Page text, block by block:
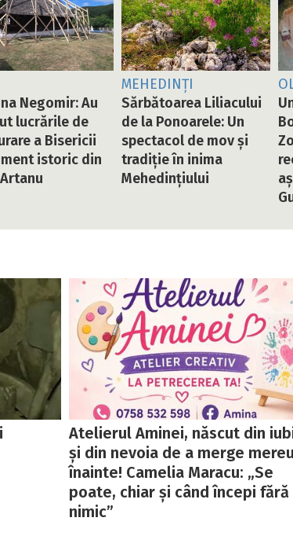
Negomir: Au
lucrările de
a Bisericii
istoric din
MEHEDINȚI
Sărbătoarea Liliacului
de la Ponoarele: Un
spectacol de mov și
tradiție în inima
Mehedințiului
Atelierul Aminei, născut din
și din nevoia de a merge mereu
înainte! Camelia Maracu: „Se
poate, chiar și când începi fără
nimic”